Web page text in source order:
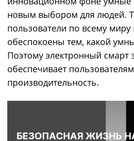
новым выбором для людей.
пользователи по всему
обеспокоены тем, какой
Поэтому электронный смарт
обеспечивает
производительность.